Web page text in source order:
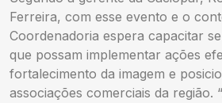
Ferreira, com esse evento e o
Coordenadoria espera capacitar
que possam implementar ações
fortalecimento da imagem e
associações comerciais da região.